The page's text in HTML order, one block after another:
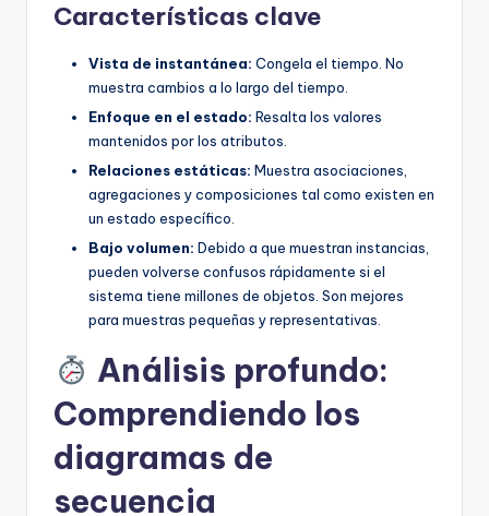
Características clave
Vista de instantánea: Congela el tiempo. No
muestra cambios a lo largo del tiempo.
Enfoque en el estado: Resalta los valores
mantenidos por los atributos.
Relaciones estáticas: Muestra asociaciones,
agregaciones y composiciones tal como existen en
un estado específico.
Bajo volumen: Debido a que muestran instancias,
pueden volverse confusos rápidamente si el
sistema tiene millones de objetos. Son mejores
para muestras pequeñas y representativas.
Análisis profundo:
Comprendiendo los
diagramas de
secuencia